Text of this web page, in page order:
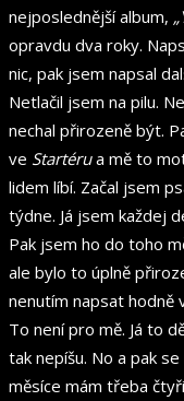
nejposlednější album,
opravdu dva roky.
nic, pak jsem napsal
Netlačil jsem na pilu.
nechal přirozeně být.
ve Startérua mě to
lidem líbí. Začal jsem
týdne. Já jsem každej
Pak jsem ho do toho
ale bylo to úplně
nenutím napsat hodně
To není pro mě. Já to
tak nepíšu. No a pak
měsíce mám třeba